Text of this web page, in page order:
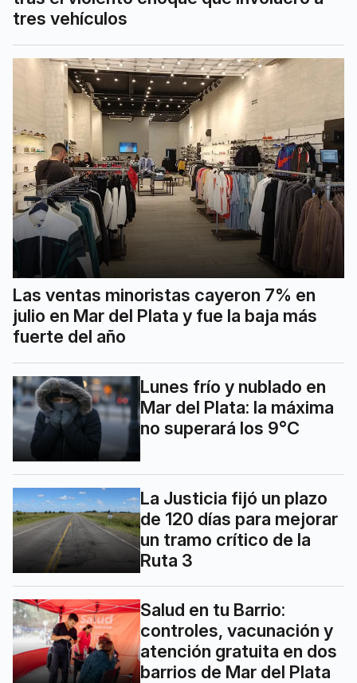
tres vehículos
Las ventas minoristas cayeron 7% en
julio en Mar del Plata y fue la baja más
fuerte del año
Lunes frío y nublado en
Mar del Plata: la máxima
no superará los 9°C
La Justicia fijó un plazo
de 120 días para mejorar
un tramo crítico de la
Ruta 3
Salud en tu Barrio:
controles, vacunación y
atención gratuita en dos
barrios de Mar del Plata